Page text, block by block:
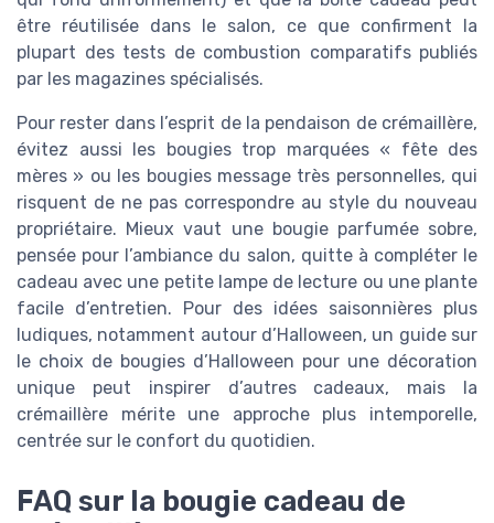
être réutilisée dans le salon, ce que confirment la
plupart des tests de combustion comparatifs publiés
par les magazines spécialisés.
Pour rester dans l’esprit de la pendaison de crémaillère,
évitez aussi les bougies trop marquées « fête des
mères » ou les bougies message très personnelles, qui
risquent de ne pas correspondre au style du nouveau
propriétaire. Mieux vaut une bougie parfumée sobre,
pensée pour l’ambiance du salon, quitte à compléter le
cadeau avec une petite lampe de lecture ou une plante
facile d’entretien. Pour des idées saisonnières plus
ludiques, notamment autour d’Halloween, un guide sur
le choix de bougies d’Halloween pour une décoration
unique peut inspirer d’autres cadeaux, mais la
crémaillère mérite une approche plus intemporelle,
centrée sur le confort du quotidien.
FAQ sur la bougie cadeau de